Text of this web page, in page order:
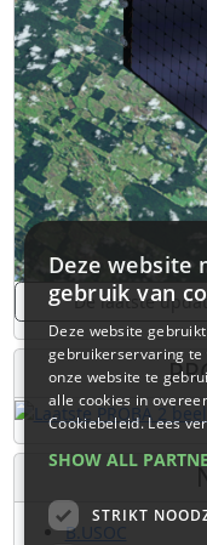
De laatste
B.USOC
Deze website
gebruik van
Deze website
gebruikerservaring
onze website te
alle cookies in
Cookiebeleid.Lees
SHOW ALL
STRIKT